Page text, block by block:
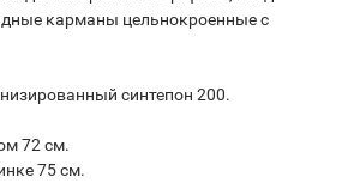
карманы цельнокроенные с
синтепон 200.
72 см.
75 см.